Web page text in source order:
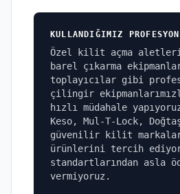
KULLANDIĞIMIZ
Özel kilit açma
barel çıkarma
toplayıcılar gibi
çilingir
hızlı müdahale
Keso, Mul-T-Lock,
güvenilir kilit
ürünlerini tercih
standartlarından asla
vermiyoruz.